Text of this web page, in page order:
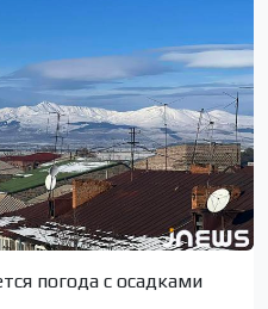
погода с осадками